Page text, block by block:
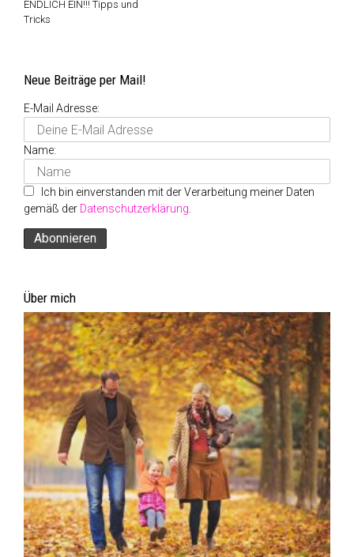
Datenschutzerklärung
Widerrufsbelehrung
Impressum
© 2026 SarahPlusDrei • Erstellt mitGeneratePress